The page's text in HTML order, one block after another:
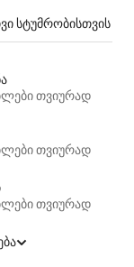
სტუმრობისთვის
თვიურად
თვიურად
თვიურად